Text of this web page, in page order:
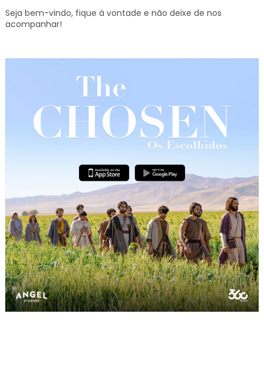
Seja bem-vindo, fique à vontade e não deixe de nos
acompanhar!